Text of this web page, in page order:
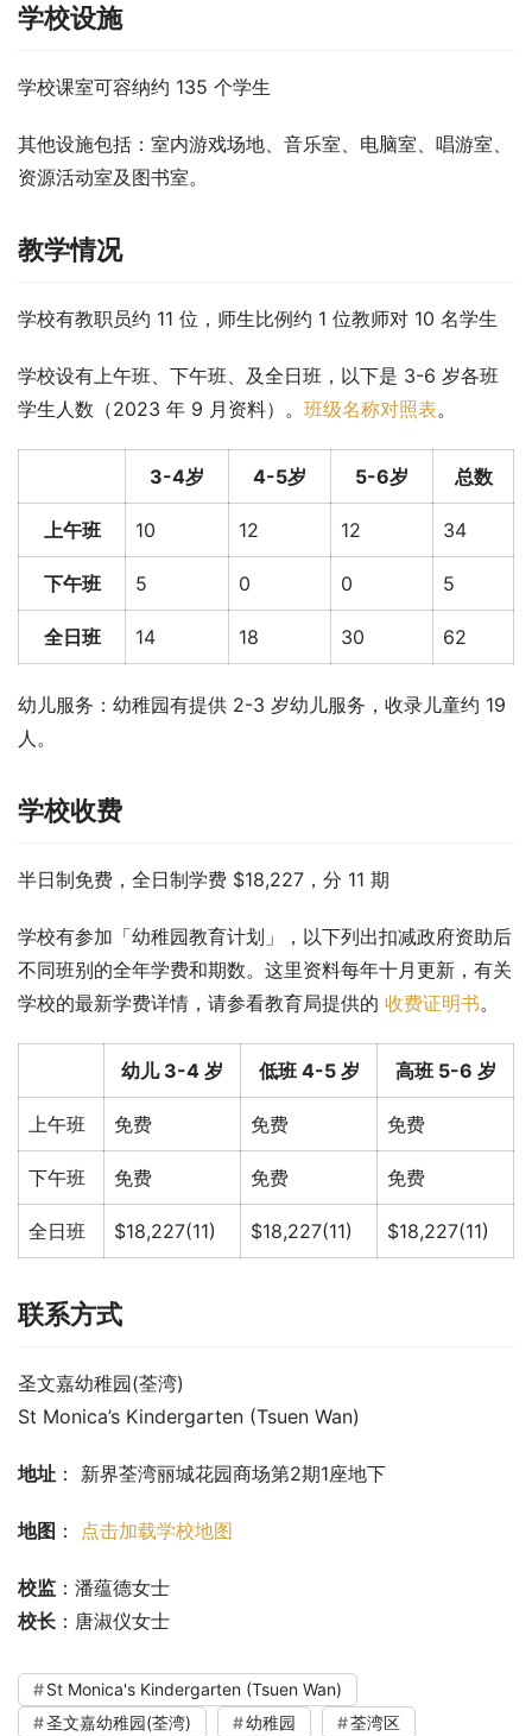
学校设施
学校课室可容纳约 135 个学生
其他设施包括：室内游戏场地、音乐室、电脑室、唱游室、
资源活动室及图书室。
教学情况
学校有教职员约 11 位，师生比例约 1 位教师对 10 名学生
学校设有上午班、下午班、及全日班，以下是 3-6 岁各班
学生人数（2023 年 9 月资料）。 班级名称对照表。
3-4岁 4-5岁 5-6岁 总数
上午班 10 12 12 34
下午班 5 0 0 5
全日班 14 18 30 62
幼儿服务：幼稚园有提供 2-3 岁幼儿服务，收录儿童约 19
人。
学校收费
半日制免费，全日制学费 $18,227，分 11 期
学校有参加「幼稚园教育计划」，以下列出扣减政府资助后
不同班别的全年学费和期数。这里资料每年十月更新，有关
学校的最新学费详情，请参看教育局提供的 收费证明书。
幼儿 3-4 岁 低班 4-5 岁 高班 5-6 岁
上午班 免费 免费 免费
下午班 免费 免费 免费
全日班 $18,227(11) $18,227(11) $18,227(11)
联系方式
圣文嘉幼稚园(荃湾)
St Monica’s Kindergarten (Tsuen Wan)
地址 ： 新界荃湾丽城花园商场第2期1座地下
地图 ： 点击加载学校地图
校监 ：潘蕴德女士
校长 ：唐淑仪女士
St Monica's Kindergarten (Tsuen Wan)
圣文嘉幼稚园(荃湾)
幼稚园
荃湾区